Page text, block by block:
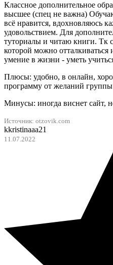
Классное дополнительное
высшее (спец не важна)
всё нравится, вдохновляюсь
удовольствием. Для
туториалы и читаю книги. Тк
которой можно отталкиваться
умение в жизни - уметь
Плюсы: удобно, в онлайн,
программу от желаний группы
Минусы: иногда виснет сайт,
Источник: otzovik.com
kkristinaaa21
11.07.2022